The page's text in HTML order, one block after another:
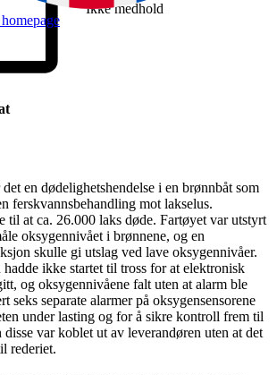
Ikke medhold
en dødelighetshendelse i en brønnbåt som
ferskvannsbehandling mot lakselus.
til at ca. 26.000 laks døde. Fartøyet var utstyrt
oksygennivået i brønnene, og en
skulle gi utslag ved lave oksygennivåer.
hadde ikke startet til tross for at elektronisk
og oksygennivåene falt uten at alarm ble
seks separate alarmer på oksygensensorene
under lasting og for å sikre kontroll frem til
var koblet ut av leverandøren uten at det
rederiet.